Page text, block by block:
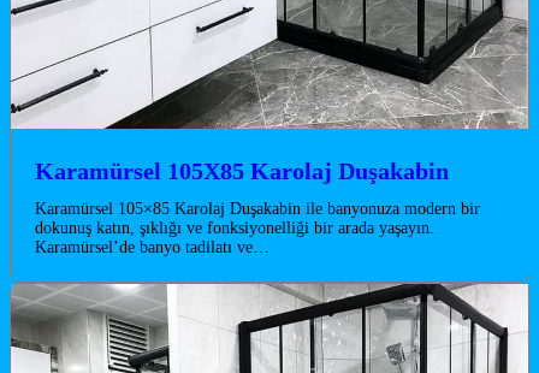
Karamürsel 105X85 Karolaj Duşakabin
Karamürsel 105×85 Karolaj Duşakabin ile banyonuza modern bir
dokunuş katın, şıklığı ve fonksiyonelliği bir arada yaşayın.
Karamürsel’de banyo tadilatı ve…